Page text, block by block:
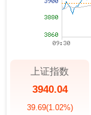
上证指数
3940.04
39.69(1.02%)